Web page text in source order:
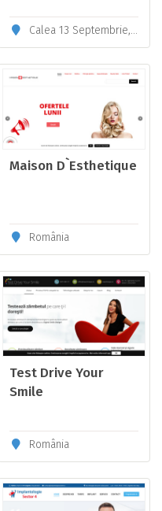
Calea 13 Septembrie, Nr. 81, Parter, Sector 5, Bucuresti
Maison D`Esthetique
România
Test Drive Your
Smile
România